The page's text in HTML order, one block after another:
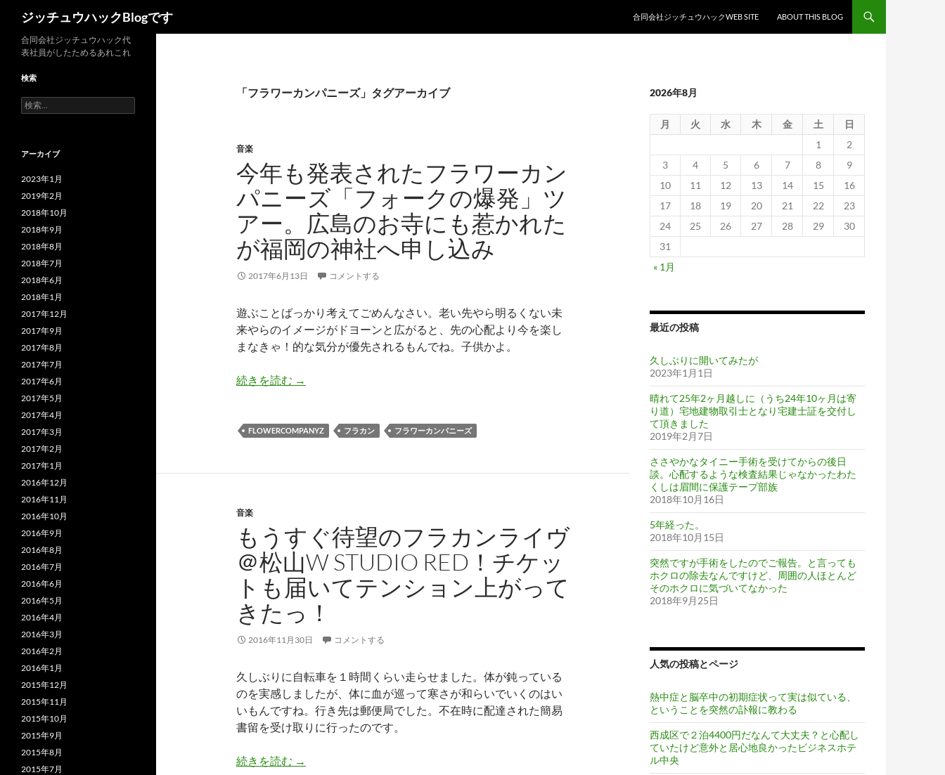
ジッチュウハックBlogです 合同会社ジッチュウハックWEB SITE ABOUT THIS BLOG
「フラワーカンパニーズ」タグアーカイブ
音楽
今年も発表されたフラワーカン
パニーズ「フォークの爆発」ツ
アー。広島のお寺にも惹かれた
が福岡の神社へ申し込み
2017年6月13日 コメントする
遊ぶことばっかり考えてごめんなさい。老い先やら明るくない未
来やらのイメージがドヨーンと広がると、先の心配より今を楽し
まなきゃ！的な気分が優先されるもんでね。子供かよ。
続きを読む 今年も発表されたフラワーカンパニーズ「フォークの爆発」ツアー。広島のお寺にも惹かれたが福岡の神社へ申し込み
→
FLOWERCOMPANYZ フラカン フラワーカンパニーズ
音楽
もうすぐ待望のフラカンライヴ
＠松山W STUDIO RED！チケッ
トも届いてテンション上がって
きたっ！
2016年11月30日 コメントする
久しぶりに自転車を１時間くらい走らせました。体が鈍っている
のを実感しましたが、体に血が巡って寒さが和らいでいくのはい
いもんですね。行き先は郵便局でした。不在時に配達された簡易
書留を受け取りに行ったのです。
続きを読む もうすぐ待望のフラカンライヴ＠松山W studio RED！チケットも届いてテンション上がってきたっ！
→
2026年8月
月 火 水 木 金 土
日
1
2
3
4 5 6 7 8
9
10
11 12 13 14 15
16
17
18 19 20 21 22
23
24
25 26 27 28 29
30
31
« 1月
最近の投稿
久しぶりに開いてみたが
2023年1月1日
晴れて25年2ヶ月越しに（うち24年10ヶ月は寄
り道）宅地建物取引士となり宅建士証を交付し
て頂きました
2019年2月7日
ささやかなタイニー手術を受けてからの後日
談。心配するような検査結果じゃなかったわた
くしは眉間に保護テープ部族
2018年10月16日
5年経った。
2018年10月15日
突然ですが手術をしたのでご報告。と言っても
ホクロの除去なんですけど、周囲の人ほとんど
そのホクロに気づいてなかった
2018年9月25日
人気の投稿とページ
熱中症と脳卒中の初期症状って実は似ている、
ということを突然の訃報に教わる
西成区で２泊4400円だなんて大丈夫？と心配し
ていたけど意外と居心地良かったビジネスホテ
ル中央
合同会社ジッチュウハック代
表社員がしたためるあれこれ
検索
検
索:
アーカイブ
2023年1月
2019年2月
2018年10月
2018年9月
2018年8月
2018年7月
2018年6月
2018年1月
2017年12月
2017年9月
2017年8月
2017年7月
2017年6月
2017年5月
2017年4月
2017年3月
2017年2月
2017年1月
2016年12月
2016年11月
2016年10月
2016年9月
2016年8月
2016年7月
2016年6月
2016年5月
2016年4月
2016年3月
2016年2月
2016年1月
2015年12月
2015年11月
2015年10月
2015年9月
2015年8月
2015年7月